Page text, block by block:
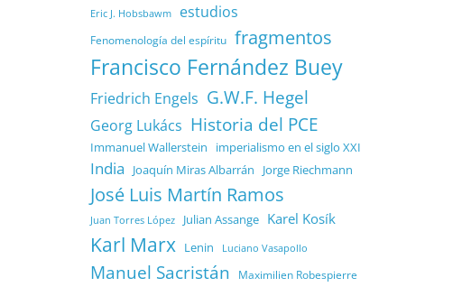
Eric J. Hobsbawm estudios
Fenomenología del espíritu fragmentos
Francisco Fernández Buey
Friedrich Engels G.W.F. Hegel
Georg Lukács Historia del PCE
Immanuel Wallerstein imperialismo en el siglo XXI
India Joaquín Miras Albarrán Jorge Riechmann
José Luis Martín Ramos
Juan Torres López Julian Assange Karel Kosík
Karl Marx Lenin Luciano Vasapollo
Manuel Sacristán Maximilien Robespierre